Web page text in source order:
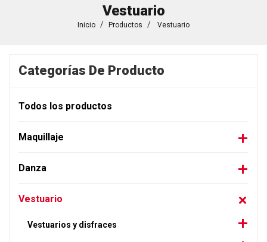
Vestuario
Inicio Productos Vestuario
Categorías De Producto
Todos los productos
Maquillaje
Danza
Vestuario
Vestuarios y disfraces